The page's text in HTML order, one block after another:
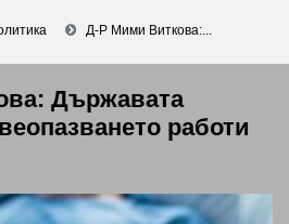
Д-Р Мими Виткова:...
Държавата
работи